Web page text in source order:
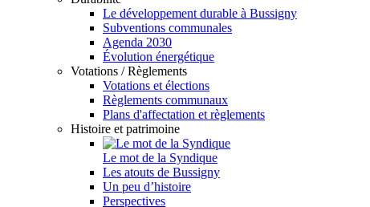
Le développement durable à Bussigny
Subventions communales
Agenda 2030
Évolution énergétique
Votations / Règlements
Votations et élections
Règlements communaux
Plans d'affectation et règlements
Histoire et patrimoine
Le mot de la Syndique
Les atouts de Bussigny
Un peu d’histoire
Perspectives